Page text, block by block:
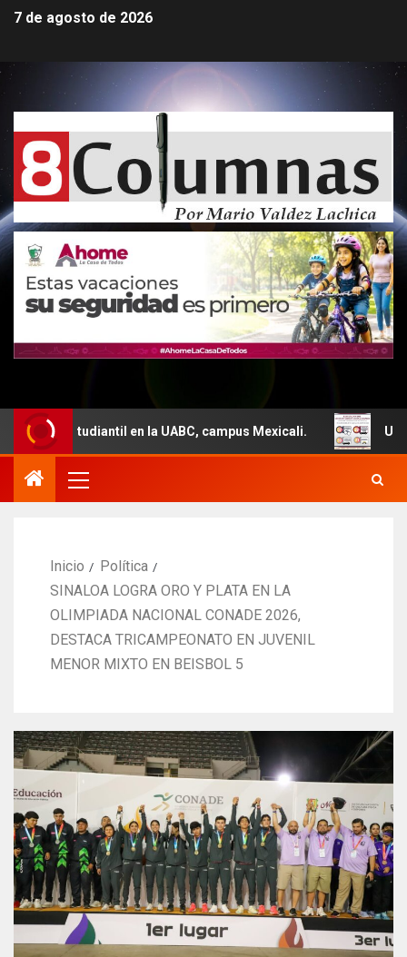
7 de agosto de 2026
en la UABC, campus Mexicali. Un total de 29
Inicio
Política
SINALOA LOGRA ORO Y PLATA EN LA
OLIMPIADA NACIONAL CONADE 2026,
DESTACA TRICAMPEONATO EN JUVENIL
MENOR MIXTO EN BEISBOL 5